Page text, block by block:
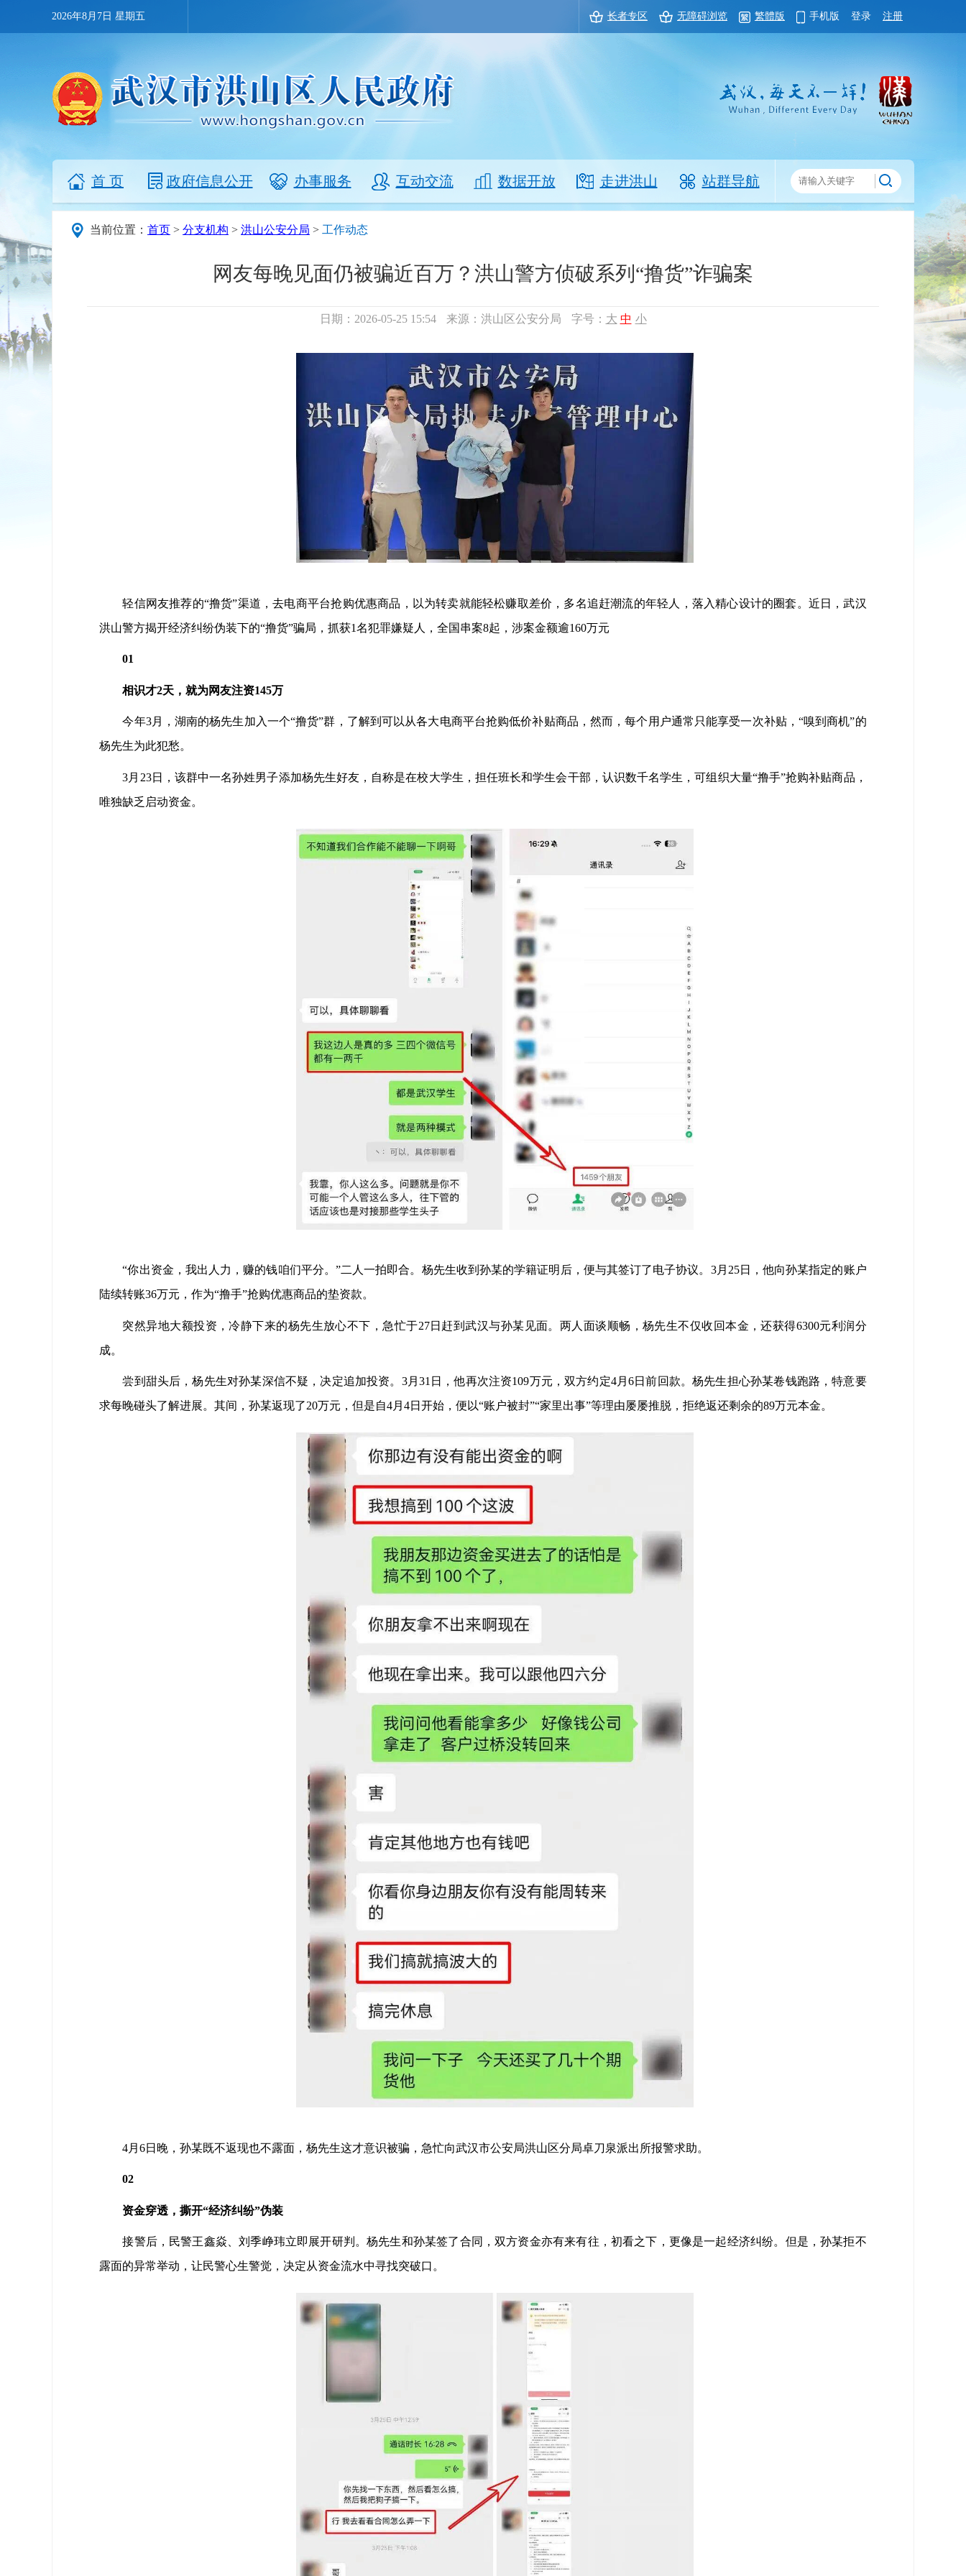
2026年8月7日 星期五 长者专区 无障碍浏览 繁體版 手机版 登录 注册
首 页 政府信息公开 办事服务 互动交流 数据开放 走进洪山 站群导航
当前位置： 首页 > 分支机构 > 洪山公安分局 > 工作动态
网友每晚见面仍被骗近百万？洪山警方侦破系列“撸货”诈骗案
日期：2026-05-25 15:54 来源：洪山区公安分局 字号： 大 中 小
轻信网友推荐的“撸货”渠道，去电商平台抢购优惠商品，以为转卖就能轻松赚取差价，多名追赶潮流的年轻人，落入精心设计的圈套。近日，武汉
洪山警方揭开经济纠纷伪装下的“撸货”骗局，抓获1名犯罪嫌疑人，全国串案8起，涉案金额逾160万元
01
相识才2天，就为网友注资145万
今年3月，湖南的杨先生加入一个“撸货”群，了解到可以从各大电商平台抢购低价补贴商品，然而，每个用户通常只能享受一次补贴，“嗅到商机”的
杨先生为此犯愁。
3月23日，该群中一名孙姓男子添加杨先生好友，自称是在校大学生，担任班长和学生会干部，认识数千名学生，可组织大量“撸手”抢购补贴商品，
唯独缺乏启动资金。
“你出资金，我出人力，赚的钱咱们平分。”二人一拍即合。杨先生收到孙某的学籍证明后，便与其签订了电子协议。3月25日，他向孙某指定的账户
陆续转账36万元，作为“撸手”抢购优惠商品的垫资款。
突然异地大额投资，冷静下来的杨先生放心不下，急忙于27日赶到武汉与孙某见面。两人面谈顺畅，杨先生不仅收回本金，还获得6300元利润分
成。
尝到甜头后，杨先生对孙某深信不疑，决定追加投资。3月31日，他再次注资109万元，双方约定4月6日前回款。杨先生担心孙某卷钱跑路，特意要
求每晚碰头了解进展。其间，孙某返现了20万元，但是自4月4日开始，便以“账户被封”“家里出事”等理由屡屡推脱，拒绝返还剩余的89万元本金。
4月6日晚，孙某既不返现也不露面，杨先生这才意识被骗，急忙向武汉市公安局洪山区分局卓刀泉派出所报警求助。
02
资金穿透，撕开“经济纠纷”伪装
接警后，民警王鑫焱、刘季峥玮立即展开研判。杨先生和孙某签了合同，双方资金亦有来有往，初看之下，更像是一起经济纠纷。但是，孙某拒不
露面的异常举动，让民警心生警觉，决定从资金流水中寻找突破口。